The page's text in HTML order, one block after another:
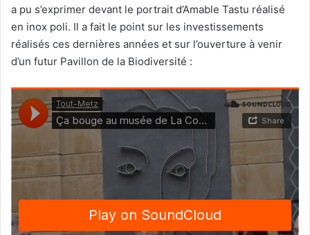
a pu s’exprimer devant le portrait d’Amable Tastu réalisé
en inox poli. Il a fait le point sur les investissements
réalisés ces dernières années et sur l’ouverture à venir
d’un futur Pavillon de la Biodiversité :